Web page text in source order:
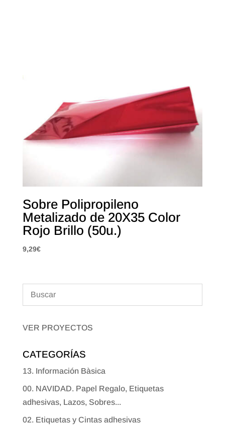
Sobre Polipropileno
Metalizado de 20X35 Color
Rojo Brillo (50u.)
9,29€
VER PROYECTOS
CATEGORÍAS
13. Información Bàsica
00. NAVIDAD. Papel Regalo, Etiquetas
adhesivas, Lazos, Sobres...
02. Etiquetas y Cintas adhesivas